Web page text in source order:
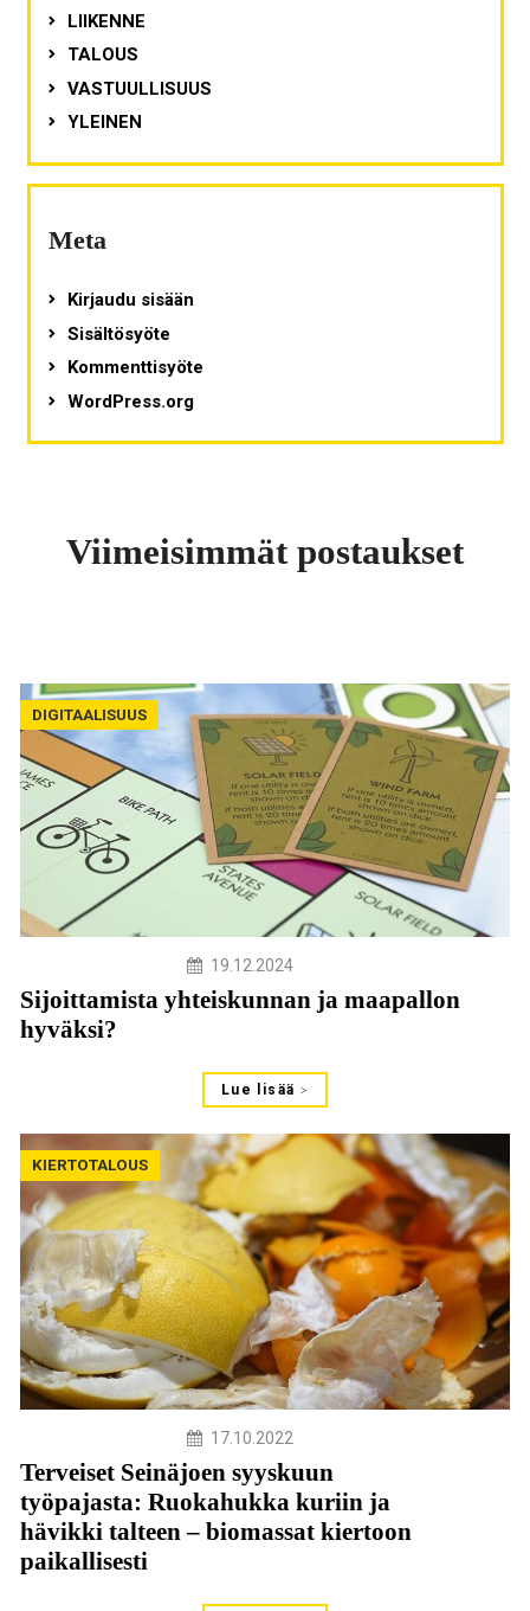
LIIKENNE
TALOUS
VASTUULLISUUS
YLEINEN
Meta
Kirjaudu sisään
Sisältösyöte
Kommenttisyöte
WordPress.org
Viimeisimmät postaukset
DIGITAALISUUS
19.12.2024
Sijoittamista yhteiskunnan ja maapallon
hyväksi?
Lue lisää
KIERTOTALOUS
17.10.2022
Terveiset Seinäjoen syyskuun
työpajasta: Ruokahukka kuriin ja
hävikki talteen – biomassat kiertoon
paikallisesti